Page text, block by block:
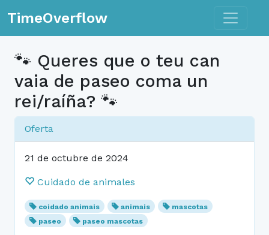
TimeOverflow Toggle
🐾 Queres que o teu can
vaia de paseo coma un
rei/raíña? 🐾
Oferta
21 de octubre de 2024
Cuidado de animales
coidado animais animais
mascotas
paseo
paseo mascotas